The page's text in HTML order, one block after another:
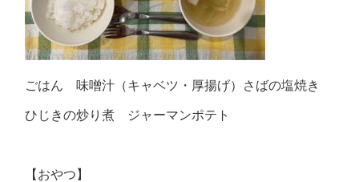
ごはん 味噌汁（キャベツ・厚揚げ）さばの塩焼き
ひじきの炒り煮 ジャーマンポテト
【おやつ】